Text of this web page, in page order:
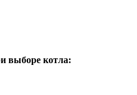
выборе котла: